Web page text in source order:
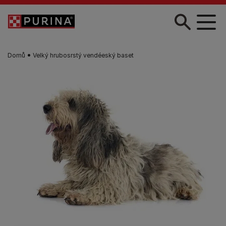
Skip to main content
Domů Velký hrubosrstý vendéeský baset